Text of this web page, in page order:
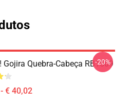
Gojira Quebra-Cabeça RB1509
€ 40,02
-20%